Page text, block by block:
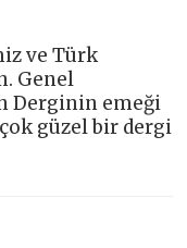
ve Türk
Genel
Derginin emeği
güzel bir dergi